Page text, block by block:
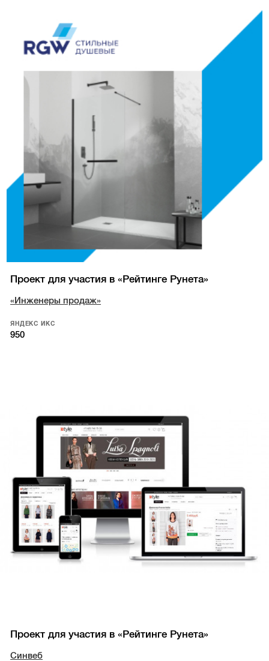
Проект для участия в «Рейтинге Рунета»
«Инженеры продаж»
ЯНДЕКС ИКС
950
Проект для участия в «Рейтинге Рунета»
Синвеб